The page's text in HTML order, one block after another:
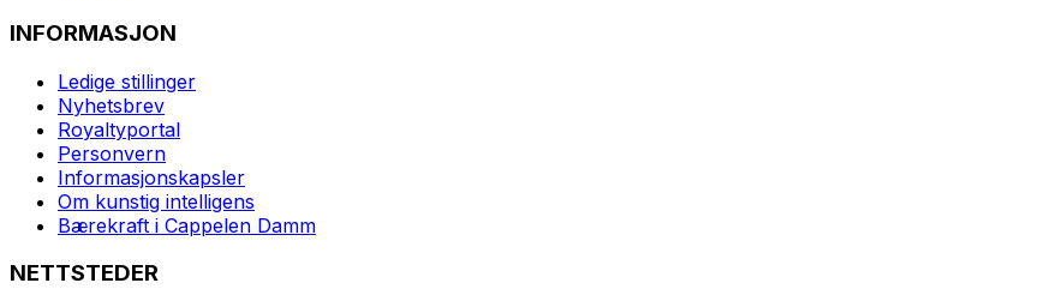
INFORMASJON
Ledige stillinger
Nyhetsbrev
Royaltyportal
Personvern
Informasjonskapsler
Om kunstig intelligens
Bærekraft i Cappelen Damm
NETTSTEDER